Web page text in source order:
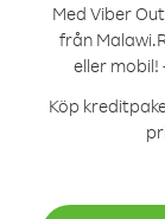
Med Viber
från Malawi.
eller
Köp